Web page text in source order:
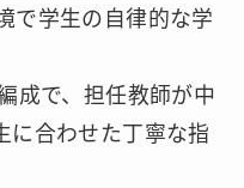
で学生の自律的な学
成で、担任教師が中
に合わせた丁寧な指